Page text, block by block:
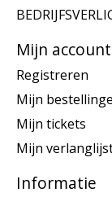
Mijn account
Registreren
Mijn
Mijn tickets
Mijn
Informatie